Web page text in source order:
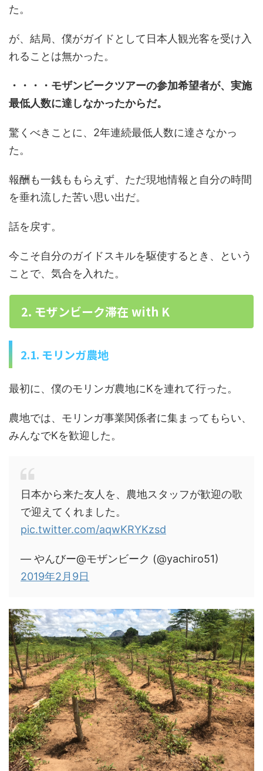
た。
が、結局、僕がガイドとして日本人観光客を受け入
れることは無かった。
・・・・モザンビークツアーの参加希望者が、実施
最低人数に達しなかったからだ。
驚くべきことに、2年連続最低人数に達さなかっ
た。
報酬も一銭ももらえず、ただ現地情報と自分の時間
を垂れ流した苦い思い出だ。
話を戻す。
今こそ自分のガイドスキルを駆使するとき、という
ことで、気合を入れた。
2. モザンビーク滞在 with K
2.1. モリンガ農地
最初に、僕のモリンガ農地にKを連れて行った。
農地では、モリンガ事業関係者に集まってもらい、
みんなでKを歓迎した。
日本から来た友人を、農地スタッフが歓迎の歌
で迎えてくれました。
pic.twitter.com/aqwKRYKzsd
— やんびー@モザンビーク (@yachiro51)
2019年2月9日